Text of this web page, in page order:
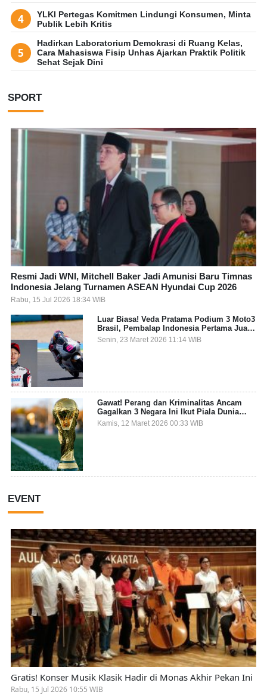
YLKI Pertegas Komitmen Lindungi Konsumen, Minta
Publik Lebih Kritis
Hadirkan Laboratorium Demokrasi di Ruang Kelas,
Cara Mahasiswa Fisip Unhas Ajarkan Praktik Politik
Sehat Sejak Dini
SPORT
Resmi Jadi WNI, Mitchell Baker Jadi Amunisi Baru Timnas
Indonesia Jelang Turnamen ASEAN Hyundai Cup 2026
Rabu, 15 Jul 2026 18:34 WIB
Luar Biasa! Veda Pratama Podium 3 Moto3
Brasil, Pembalap Indonesia Pertama Juara
Grand Prix
Senin, 23 Maret 2026 11:14 WIB
Gawat! Perang dan Kriminalitas Ancam
Gagalkan 3 Negara Ini Ikut Piala Dunia
2026
Kamis, 12 Maret 2026 00:33 WIB
EVENT
Gratis! Konser Musik Klasik Hadir di Monas Akhir Pekan Ini
Rabu, 15 Jul 2026 10:55 WIB